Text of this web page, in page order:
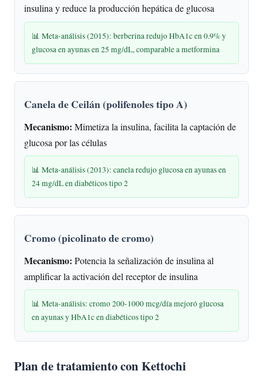
insulina y reduce la producción hepática de glucosa
📊 Meta-análisis (2015): berberina redujo HbA1c en 0.9% y
glucosa en ayunas en 25 mg/dL, comparable a metformina
Canela de Ceilán (polifenoles tipo A)
Mecanismo: Mimetiza la insulina, facilita la captación de
glucosa por las células
📊 Meta-análisis (2013): canela redujo glucosa en ayunas en
24 mg/dL en diabéticos tipo 2
Cromo (picolinato de cromo)
Mecanismo: Potencia la señalización de insulina al
amplificar la activación del receptor de insulina
📊 Meta-análisis: cromo 200-1000 mcg/día mejoró glucosa
en ayunas y HbA1c en diabéticos tipo 2
Plan de tratamiento con Kettochi